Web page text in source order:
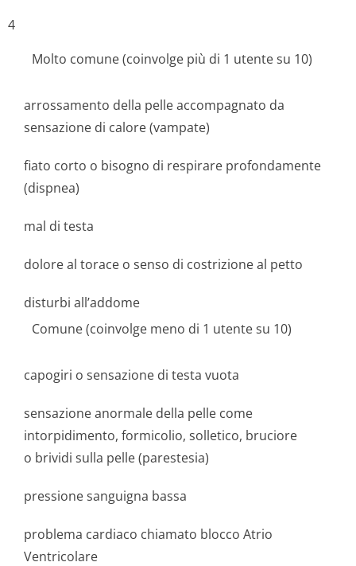
4
Molto comune (coinvolge più di 1 utente su 10)
arrossamento della pelle accompagnato da
sensazione di calore (vampate)
fiato corto o bisogno di respirare profondamente
(dispnea)
mal di testa
dolore al torace o senso di costrizione al petto
disturbi all’addome
Comune (coinvolge meno di 1 utente su 10)
capogiri o sensazione di testa vuota
sensazione anormale della pelle come
intorpidimento, formicolio, solletico, bruciore
o brividi sulla pelle (parestesia)
pressione sanguigna bassa
problema cardiaco chiamato blocco Atrio
Ventricolare